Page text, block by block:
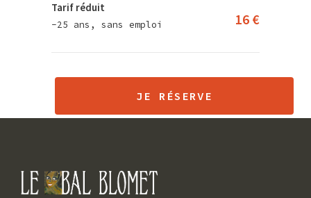
Tarif réduit
-25 ans, sans emploi 16 €
JE RÉSERVE